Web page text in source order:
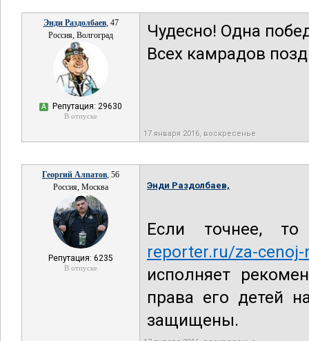
Энди Раздолбаев, 47
Россия, Волгоград
А Репутация: 29630
В отпуске
Чудесно! Одна
Всех камрадов
17 января 2016, воскресенье
Георгий Алпатов, 56
Россия, Москва
Репутация: 6235
В отпуске
Энди Раздолбаев,
Если точнее,
reporter.ru/za-
исполняет
права его детей
защищены.